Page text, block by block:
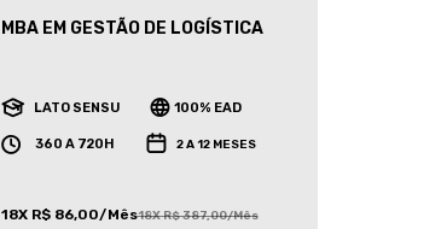
MBA EM GESTÃO DE LOGÍSTICA
LATO SENSU 100% EAD
360 A 720H 2 A 12 MESES
18X R$ 86,00/Mês18X R$ 387,00/Mês